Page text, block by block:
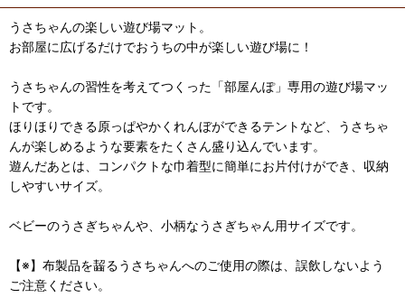
うさちゃんの楽しい遊び場マット。
お部屋に広げるだけでおうちの中が楽しい遊び場に！
うさちゃんの習性を考えてつくった「部屋んぽ」専用の遊び場マッ
トです。
ほりほりできる原っぱやかくれんぼができるテントなど、うさちゃ
んが楽しめるような要素をたくさん盛り込んでいます。
遊んだあとは、コンパクトな巾着型に簡単にお片付けができ、収納
しやすいサイズ。
ベビーのうさぎちゃんや、小柄なうさぎちゃん用サイズです。
【※】布製品を齧るうさちゃんへのご使用の際は、誤飲しないよう
ご注意ください。